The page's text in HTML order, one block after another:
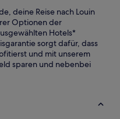
deine Reise nach Louin
Optionen der
Hotels*
sorgt dafür, dass
und mit unserem
sparen und nebenbei